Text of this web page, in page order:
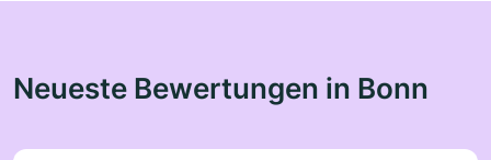
Neueste Bewertungen in Bonn